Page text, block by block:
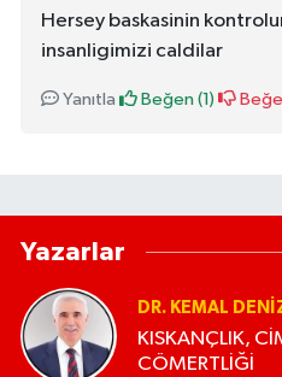
Hersey baskasinin
insanligimizi caldilar
Yanıtla Beğen (1 )
Yazarlar
DR. KEMAL
KISKANÇLIK,
CÖMERTLİĞİ